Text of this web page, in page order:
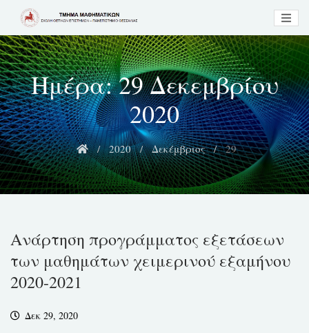
content
Ημέρα:29 Δεκεμβρίου
2020
2020 Δεκέμβριος 29
Ανάρτηση προγράμματος εξετάσεων
των μαθημάτων χειμερινού εξαμήνου
2020-2021
Δεκ 29, 2020